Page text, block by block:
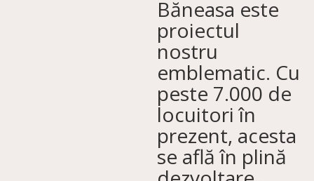
Băneasa este
proiectul
nostru
emblematic. Cu
peste 7.000 de
locuitori în
prezent, acesta
se află în plină